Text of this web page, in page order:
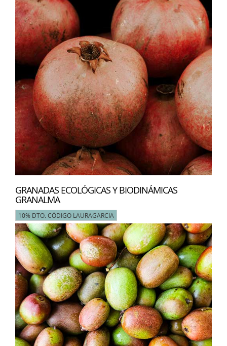
GRANADAS ECOLÓGICAS Y BIODINÁMICAS
GRANALMA
10% DTO. CÓDIGO LAURAGARCIA